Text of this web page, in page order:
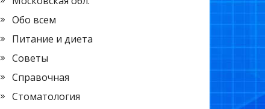
Обо всем
Питание и диета
Советы
Справочная
Стоматология